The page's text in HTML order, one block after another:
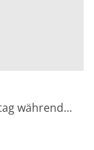
während…